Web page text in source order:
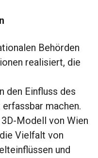
Behörden
realisiert, die
den Einfluss des
machen.
Modell von Wien
Vielfalt von
und